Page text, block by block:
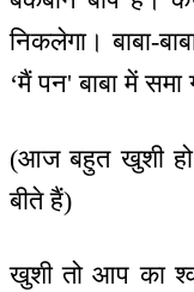
निकलेगा। बाबा-
‘मैं पन' बाबा में
(आज बहुत खुशी हो
बीते हैं)
खुशी तो आप का